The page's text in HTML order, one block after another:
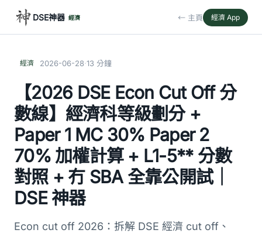
DSE神器 經濟 ← 主頁 經濟 App
經濟 2026-06-28·13 分鐘
【2026 DSE Econ Cut Off 分
數線】經濟科等級劃分 +
Paper 1 MC 30% Paper 2
70% 加權計算 + L1-5** 分數
對照 + 冇 SBA 全靠公開試｜
DSE 神器
Econ cut off 2026：拆解 DSE 經濟 cut off、